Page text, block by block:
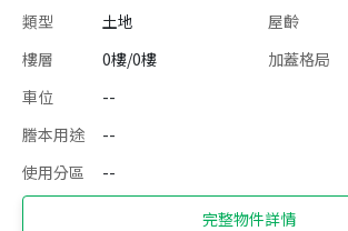
類型 土地 屋齡
樓層
0樓/0樓 加蓋格局
車位
--
謄本用途
--
使用分區
--
完整物件詳情